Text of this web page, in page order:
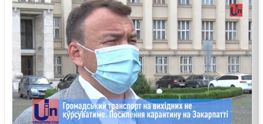
СПРАВЖНЄ СМИРЕННЯ /1498/ Майтеся файно
19.02.2025
Неділя митаря і фарисея/ Лк 18,10-14
19.02.2025